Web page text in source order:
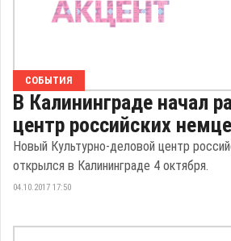
СОБЫТИЯ
В Калининграде начал
центр российских
Новый Культурно-деловой центр
открылся в Калининграде 4 октября.
04.10.2017 17:50